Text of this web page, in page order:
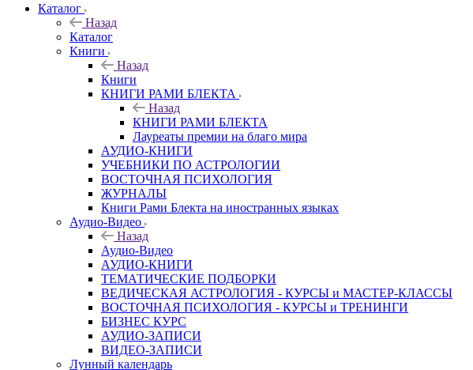
Каталог
Назад
Каталог
Книги
Назад
Книги
КНИГИ РАМИ БЛЕКТА
Назад
КНИГИ РАМИ БЛЕКТА
Лауреаты премии на благо мира
АУДИО-КНИГИ
УЧЕБНИКИ ПО АСТРОЛОГИИ
ВОСТОЧНАЯ ПСИХОЛОГИЯ
ЖУРНАЛЫ
Книги Рами Блекта на иностранных языках
Аудио-Видео
Назад
Аудио-Видео
АУДИО-КНИГИ
ТЕМАТИЧЕСКИЕ ПОДБОРКИ
ВЕДИЧЕСКАЯ АСТРОЛОГИЯ - КУРСЫ и МАСТЕР-КЛАССЫ
ВОСТОЧНАЯ ПСИХОЛОГИЯ - КУРСЫ и ТРЕНИНГИ
БИЗНЕС КУРС
АУДИО-ЗАПИСИ
ВИДЕО-ЗАПИСИ
Лунный календарь